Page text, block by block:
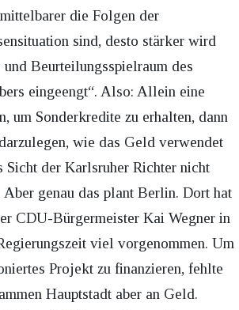
die Folgen der
sind, desto stärker wird
Beurteilungsspielraum des
eingeengt“. Also: Allein eine
um Sonderkredite zu erhalten, dann
wie das Geld verwendet
Sicht der Karlsruher Richter nicht
Aber genau das plant Berlin. Dort hat
CDU-Bürgermeister Kai Wegner in
viel vorgenommen. Um
Projekt zu finanzieren, fehlte
Hauptstadt aber an Geld.